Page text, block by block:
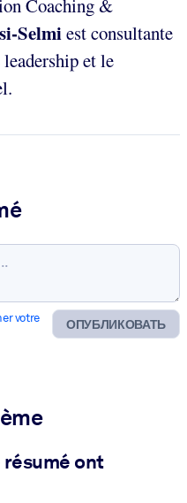
Coaching &
Selmiest consultante
et le
ОПУБЛИКОВАТЬ
votre
résumé ont